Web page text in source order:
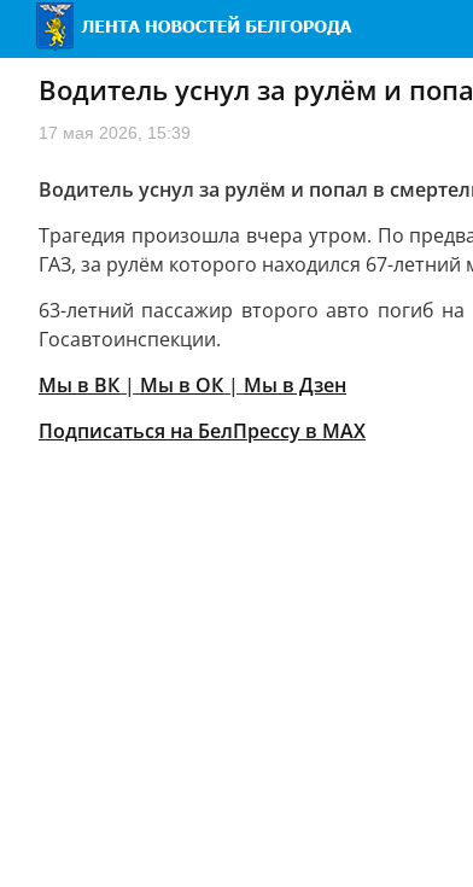
Водитель уснул за рулём и
17 мая 2026, 15:39
Водитель уснул за рулём и попал в
Трагедия произошла вчера утром. По
ГАЗ, за рулём которого находился 67-летний
63-летний пассажир второго авто погиб
Госавтоинспекции.
Мы в ВК | Мы в ОК | Мы в Дзен
Подписаться на БелПрессу в МАХ